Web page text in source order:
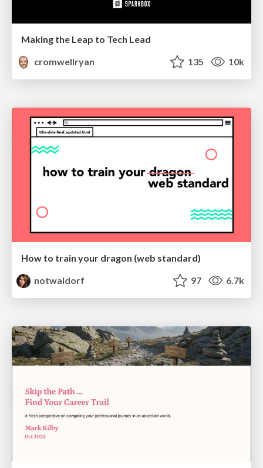
Making the Leap to Tech Lead
cromwellryan
135 10k
How to train your dragon (web standard)
notwaldorf
97 6.7k